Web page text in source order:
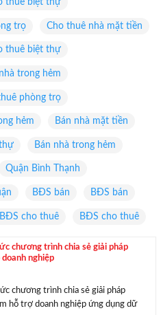
thuê biệt thự
trọ Cho thuê nhà mặt tiền
thuê biệt thự
trong hẻm
phòng trọ
hẻm Bán nhà mặt tiền
Bán nhà trong hẻm
Quận Bình Thạnh
BĐS bán BĐS bán
BĐS cho thuê BĐS cho thuê
chương trình chia sẻ giải pháp
nghiệp
chương trình chia sẻ giải pháp
hỗ trợ doanh nghiệp ứng dụng dữ